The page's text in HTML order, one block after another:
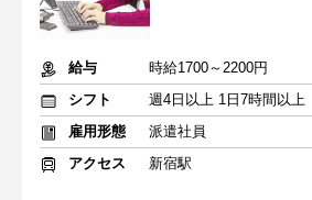
給与
時給1700～2200円
シフト
週4日以上 1日7時間以上
雇用形態
派遣社員
アクセス
新宿駅